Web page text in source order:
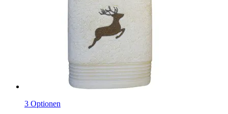
3 Optionen